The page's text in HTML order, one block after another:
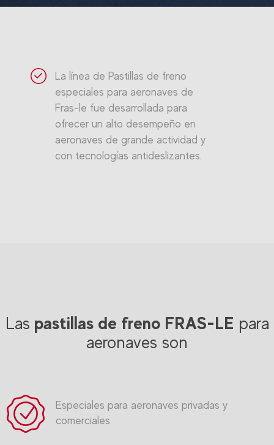
La línea de Pastillas de freno
especiales para aeronaves de
Fras-le fue desarrollada para
ofrecer un alto desempeño en
aeronaves de grande actividad y
con tecnologías antideslizantes.
Las pastillas de freno FRAS-LE para
aeronaves son
Especiales para aeronaves privadas y
comerciales